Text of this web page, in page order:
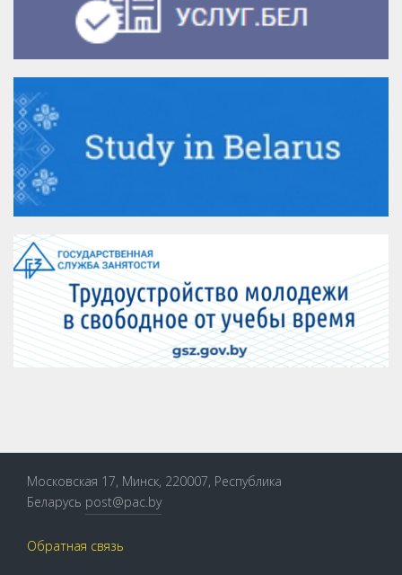
Московская 17, Минск, 220007, Республика
Беларусь post@pac.by
Обратная связь